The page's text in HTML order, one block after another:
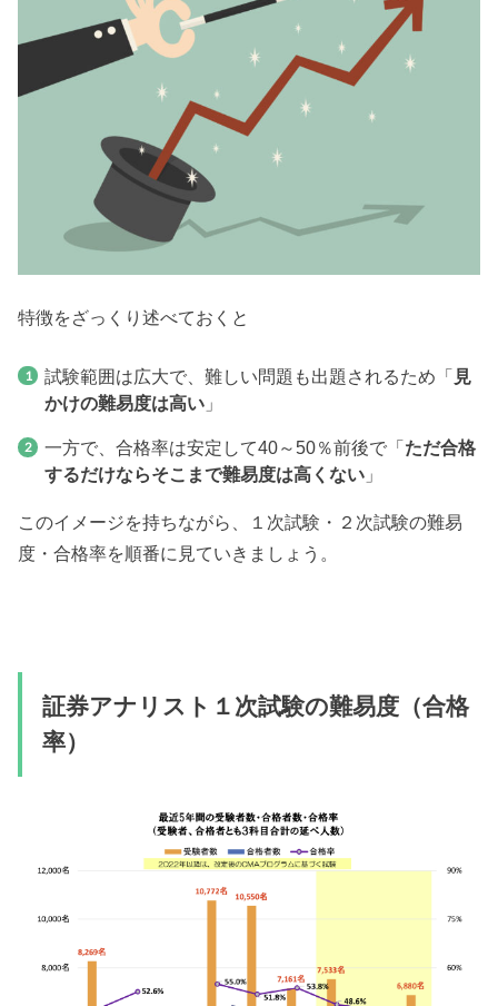
特徴をざっくり述べておくと
試験範囲は広大で、難しい問題も出題されるため「 見
かけの難易度は高い」
一方で、合格率は安定して40～50％前後で「ただ合格
するだけならそこまで難易度は高くない」
このイメージを持ちながら、１次試験・２次試験の難易
度・合格率を順番に見ていきましょう。
証券アナリスト１次試験の難易度（合格
率）